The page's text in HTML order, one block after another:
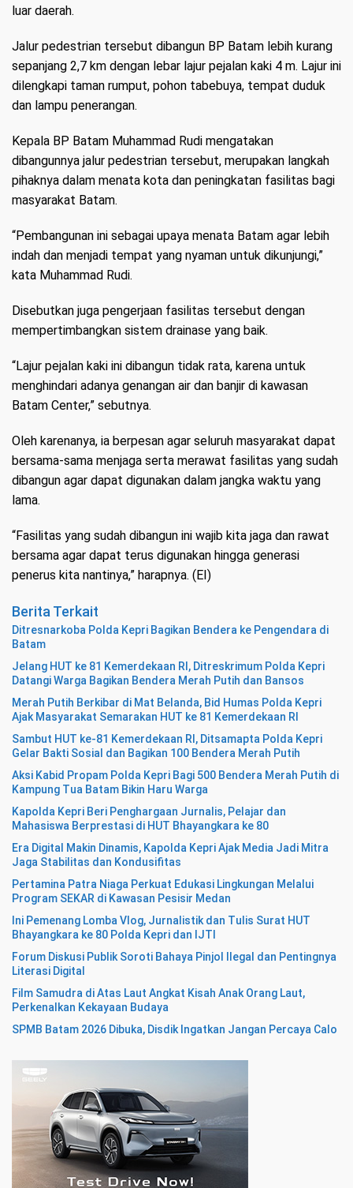
luar daerah.
Jalur pedestrian tersebut dibangun BP Batam lebih kurang
sepanjang 2,7 km dengan lebar lajur pejalan kaki 4 m. Lajur ini
dilengkapi taman rumput, pohon tabebuya, tempat duduk
dan lampu penerangan.
Kepala BP Batam Muhammad Rudi mengatakan
dibangunnya jalur pedestrian tersebut, merupakan langkah
pihaknya dalam menata kota dan peningkatan fasilitas bagi
masyarakat Batam.
“Pembangunan ini sebagai upaya menata Batam agar lebih
indah dan menjadi tempat yang nyaman untuk dikunjungi,”
kata Muhammad Rudi.
Disebutkan juga pengerjaan fasilitas tersebut dengan
mempertimbangkan sistem drainase yang baik.
“Lajur pejalan kaki ini dibangun tidak rata, karena untuk
menghindari adanya genangan air dan banjir di kawasan
Batam Center,” sebutnya.
Oleh karenanya, ia berpesan agar seluruh masyarakat dapat
bersama-sama menjaga serta merawat fasilitas yang sudah
dibangun agar dapat digunakan dalam jangka waktu yang
lama.
“Fasilitas yang sudah dibangun ini wajib kita jaga dan rawat
bersama agar dapat terus digunakan hingga generasi
penerus kita nantinya,” harapnya. (EI)
Berita Terkait
Ditresnarkoba Polda Kepri Bagikan Bendera ke Pengendara di
Batam
Jelang HUT ke 81 Kemerdekaan RI, Ditreskrimum Polda Kepri
Datangi Warga Bagikan Bendera Merah Putih dan Bansos
Merah Putih Berkibar di Mat Belanda, Bid Humas Polda Kepri
Ajak Masyarakat Semarakan HUT ke 81 Kemerdekaan RI
Sambut HUT ke-81 Kemerdekaan RI, Ditsamapta Polda Kepri
Gelar Bakti Sosial dan Bagikan 100 Bendera Merah Putih
Aksi Kabid Propam Polda Kepri Bagi 500 Bendera Merah Putih di
Kampung Tua Batam Bikin Haru Warga
Kapolda Kepri Beri Penghargaan Jurnalis, Pelajar dan
Mahasiswa Berprestasi di HUT Bhayangkara ke 80
Era Digital Makin Dinamis, Kapolda Kepri Ajak Media Jadi Mitra
Jaga Stabilitas dan Kondusifitas
Pertamina Patra Niaga Perkuat Edukasi Lingkungan Melalui
Program SEKAR di Kawasan Pesisir Medan
Ini Pemenang Lomba Vlog, Jurnalistik dan Tulis Surat HUT
Bhayangkara ke 80 Polda Kepri dan IJTI
Forum Diskusi Publik Soroti Bahaya Pinjol Ilegal dan Pentingnya
Literasi Digital
Film Samudra di Atas Laut Angkat Kisah Anak Orang Laut,
Perkenalkan Kekayaan Budaya
SPMB Batam 2026 Dibuka, Disdik Ingatkan Jangan Percaya Calo